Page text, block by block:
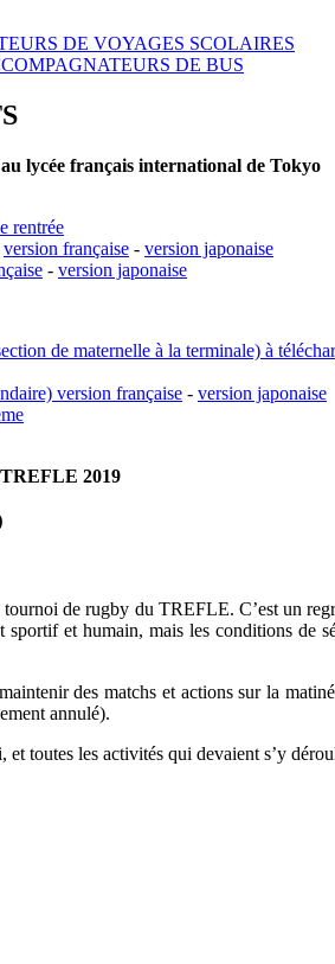
DE VOYAGES SCOLAIRES
DE BUS
lycée français international de Tokyo
rentrée
version française - version japonaise
- version japonaise
de maternelle à la terminale) à
version française - version japonaise
2019
de rugby du TREFLE. C’est un
et humain, mais les conditions de
des matchs et actions sur la
annulé).
toutes les activités qui devaient s’y